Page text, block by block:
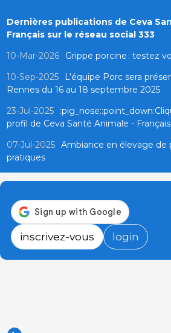
Dernières publications de Ceva
Français sur le réseau social 333
10-Mar-2026
Grippe porcine : testez
10-Sep-2025
L’équipe Porc sera
Rennes du 16 au 18 septembre 2025
23-Jul-2025
profil de Ceva Santé Animale -
07-Jul-2025 Ambiance en élevage de
pratiques
inscrivez-vous login